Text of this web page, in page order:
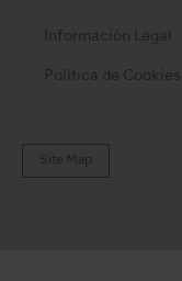
Información Legal
Política de Cookies
Site Map